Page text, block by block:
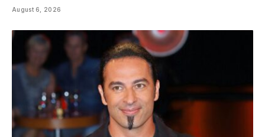
August 6, 2026